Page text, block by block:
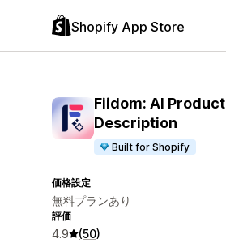
Shopify App Store
Fiidom: AI Product
Description
Built for Shopify
価格設定
無料プランあり
評価
4.9 (50)